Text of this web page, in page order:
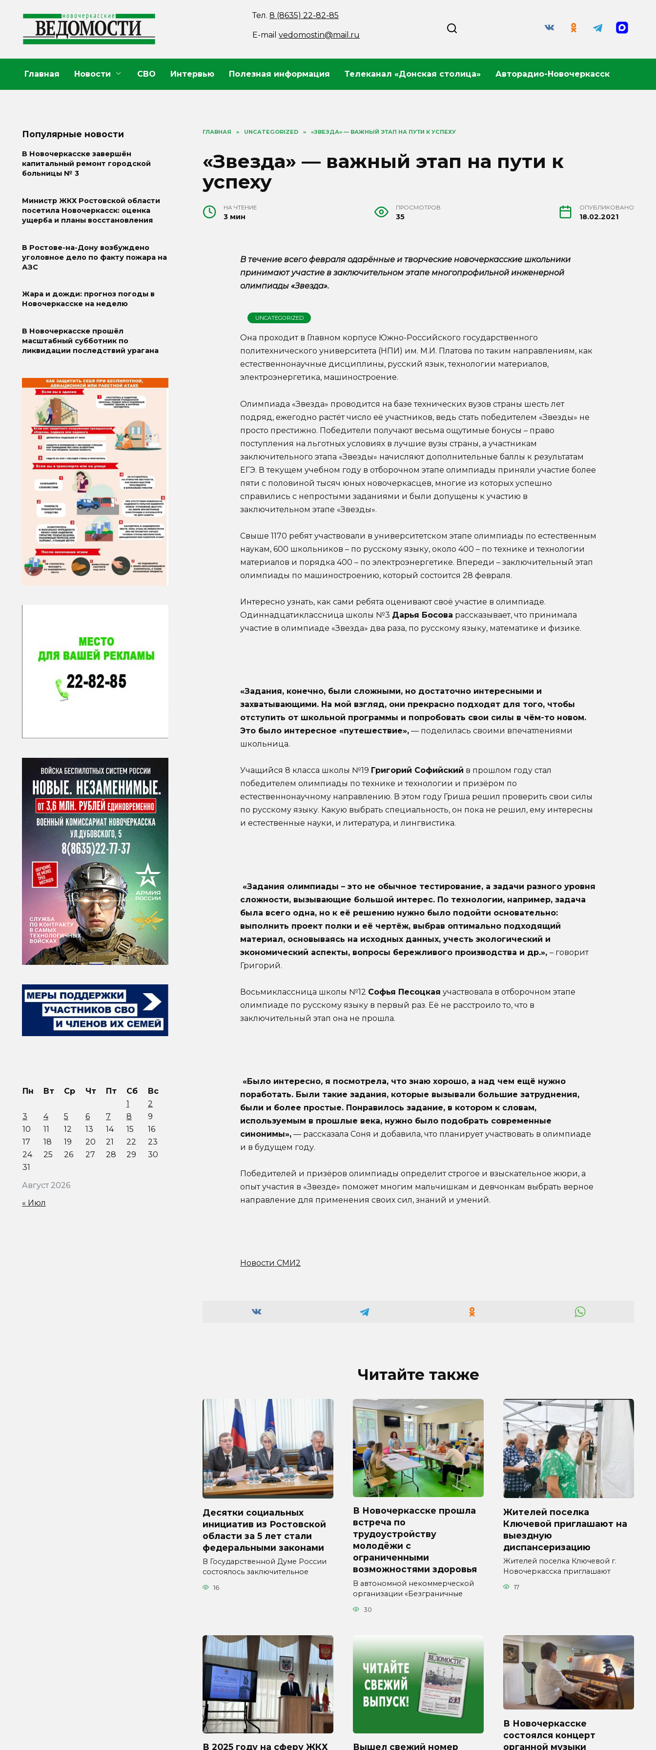
содержанию
Тел.8 (8635) 22-82-85
E-mailvedomostin@mail.ru
Главная Новости СВО Интервью Полезная информация Телеканал «Донская столица» Авторадио-Новочеркасск
ГЛАВНАЯ » UNCATEGORIZED » «ЗВЕЗДА» — ВАЖНЫЙ ЭТАП НА ПУТИ К УСПЕХУ
«Звезда» — важный этап на пути к
успеху
НА ЧТЕНИЕ
3 мин
ПРОСМОТРОВ
35
ОПУБЛИКОВАНО
18.02.2021
В течение всего февраля одарённые и творческие новочеркасские школьники
принимают участие в заключительном этапе многопрофильной инженерной
олимпиады «Звезда».
UNCATEGORIZED
Она проходит в Главном корпусе Южно-Российского государственного
политехнического университета (НПИ) им. М.И. Платова по таким направлениям, как
естественнонаучные дисциплины, русский язык, технологии материалов,
электроэнергетика, машиностроение.
Олимпиада «Звезда» проводится на базе технических вузов страны шесть лет
подряд, ежегодно растёт число её участников, ведь стать победителем «Звезды» не
просто престижно. Победители получают весьма ощутимые бонусы – право
поступления на льготных условиях в лучшие вузы страны, а участникам
заключительного этапа «Звезды» начисляют дополнительные баллы к результатам
ЕГЭ. В текущем учебном году в отборочном этапе олимпиады приняли участие более
пяти с половиной тысяч юных новочеркасцев, многие из которых успешно
справились с непростыми заданиями и были допущены к участию в
заключительном этапе «Звезды».
Свыше 1170 ребят участвовали в университетском этапе олимпиады по естественным
наукам, 600 школьников – по русскому языку, около 400 – по технике и технологии
материалов и порядка 400 – по электроэнергетике. Впереди – заключительный этап
олимпиады по машиностроению, который состоится 28 февраля.
Интересно узнать, как сами ребята оценивают своё участие в олимпиаде.
Одиннадцатиклассница школы №3 Дарья Босова рассказывает, что принимала
участие в олимпиаде «Звезда» два раза, по русскому языку, математике и физике.
«Задания, конечно, были сложными, но достаточно интересными и
захватывающими. На мой взгляд, они прекрасно подходят для того, чтобы
отступить от школьной программы и попробовать свои силы в чём-то новом.
Это было интересное «путешествие», — поделилась своими впечатлениями
школьница.
Учащийся 8 класса школы №19 Григорий Софийский в прошлом году стал
победителем олимпиады по технике и технологии и призёром по
естественнонаучному направлению. В этом году Гриша решил проверить свои силы
по русскому языку. Какую выбрать специальность, он пока не решил, ему интересны
и естественные науки, и литература, и лингвистика.
«Задания олимпиады – это не обычное тестирование, а задачи разного уровня
сложности, вызывающие большой интерес. По технологии, например, задача
была всего одна, но к её решению нужно было подойти основательно:
выполнить проект полки и её чертёж, выбрав оптимально подходящий
материал, основываясь на исходных данных, учесть экологический и
экономический аспекты, вопросы бережливого производства и др.», – говорит
Григорий.
Восьмиклассница школы №12 Софья Песоцкая участвовала в отборочном этапе
олимпиаде по русскому языку в первый раз. Её не расстроило то, что в
заключительный этап она не прошла.
«Было интересно, я посмотрела, что знаю хорошо, а над чем ещё нужно
поработать. Были такие задания, которые вызывали большие затруднения,
были и более простые. Понравилось задание, в котором к словам,
используемым в прошлые века, нужно было подобрать современные
синонимы», — рассказала Соня и добавила, что планирует участвовать в олимпиаде
и в будущем году.
Победителей и призёров олимпиады определит строгое и взыскательное жюри, а
опыт участия в «Звезде» поможет многим мальчишкам и девчонкам выбрать верное
направление для применения своих сил, знаний и умений.
Новости СМИ2
Читайте также
Десятки социальных
инициатив из Ростовской
области за 5 лет стали
федеральными законами
В Государственной Думе России
состоялось заключительное
16
В Новочеркасске прошла
встреча по
трудоустройству
молодёжи с
ограниченными
возможностями здоровья
В автономной некоммерческой
организации «Безграничные
30
Жителей поселка
Ключевой приглашают на
выездную
диспансеризацию
Жителей поселка Ключевой г.
Новочеркасска приглашают
17
В 2025 году на сферу ЖКХ Вышел свежий номер
В Новочеркасске
состоялся концерт
органной музыки
Популярные новости
В Новочеркасске завершён
капитальный ремонт городской
больницы № 3
Министр ЖКХ Ростовской области
посетила Новочеркасск: оценка
ущерба и планы восстановления
В Ростове-на-Дону возбуждено
уголовное дело по факту пожара на
АЗС
Жара и дожди: прогноз погоды в
Новочеркасске на неделю
В Новочеркасске прошёл
масштабный субботник по
ликвидации последствий урагана
Август 2026
Пн Вт Ср Чт Пт Сб
Вс
1
2
3
4 5 6 7 8
9
10
11 12 13 14 15
16
17
18 19 20 21 22
23
24
25 26 27 28 29
30
31
« Июл